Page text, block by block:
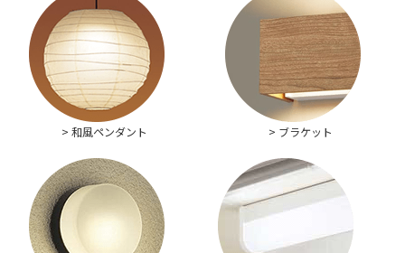
> 和風ペンダント > ブラケット